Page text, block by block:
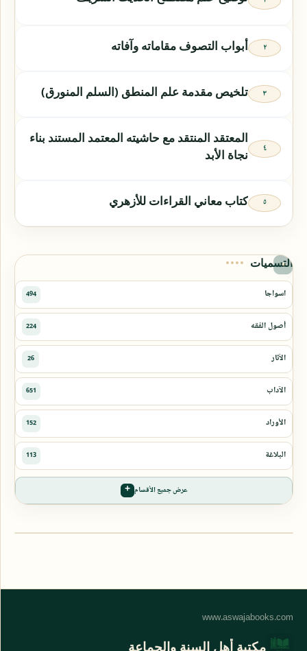
أبواب التصوف مقاماته وآفاته
تلخيص مقدمة علم المنطق (السلم المنورق)
المعتقد المنتقد مع حاشيته المعتمد المستند بناء
نجاة الأبد
كتاب معاني القراءات للأزهري
التسميات
عرض جميع الأقسام
مكتبة أهل السنة والجماعة